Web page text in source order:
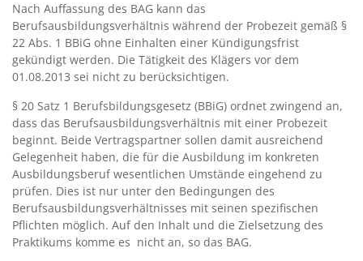
Nach Auffassung des BAG kann das
Berufsausbildungsverhältnis während der Probezeit gemäß §
22 Abs. 1 BBiG ohne Einhalten einer Kündigungsfrist
gekündigt werden. Die Tätigkeit des Klägers vor dem
01.08.2013 sei nicht zu berücksichtigen.
§ 20 Satz 1 Berufsbildungsgesetz (BBiG) ordnet zwingend an,
dass das Berufsausbildungsverhältnis mit einer Probezeit
beginnt. Beide Vertragspartner sollen damit ausreichend
Gelegenheit haben, die für die Ausbildung im konkreten
Ausbildungsberuf wesentlichen Umstände eingehend zu
prüfen. Dies ist nur unter den Bedingungen des
Berufsausbildungsverhältnisses mit seinen spezifischen
Pflichten möglich. Auf den Inhalt und die Zielsetzung des
Praktikums komme es nicht an, so das BAG.